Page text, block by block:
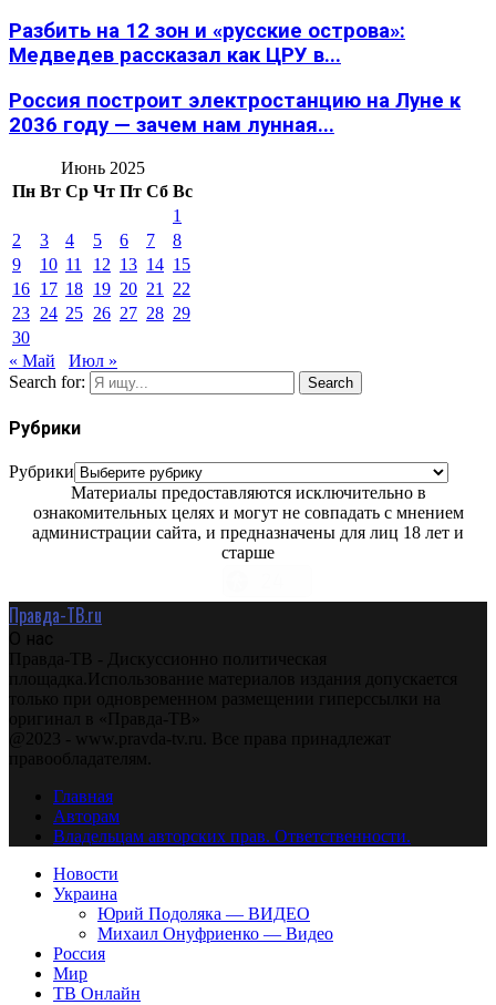
Разбить на 12 зон и «русские острова»:
Медведев рассказал как ЦРУ в...
Россия построит электростанцию на Луне к
2036 году — зачем нам лунная...
Июнь 2025
Пн Вт Ср Чт Пт Сб Вс
1
2
3 4 5 6 7
8
9
10 11 12 13 14 15
16 17 18 19 20 21
22
23 24 25 26 27 28 29
30
« Май
Июл »
Search for:
Search
Рубрики
Рубрики
Материалы предоставляются исключительно в
ознакомительных целях и могут не совпадать с мнением
администрации сайта, и предназначены для лиц 18 лет и
старше
Правда-ТВ.ru
О нас
Правда-ТВ - Дискуссионно политическая
площадка.Использование материалов издания допускается
только при одновременном размещении гиперссылки на
оригинал в «Правда-ТВ»
@2023 - www.pravda-tv.ru. Все права принадлежат
правообладателям.
Главная
Авторам
Владельцам авторских прав. Ответственности.
Новости
Украина
Юрий Подоляка — ВИДЕО
Михаил Онуфриенко — Видео
Россия
Мир
ТВ Онлайн